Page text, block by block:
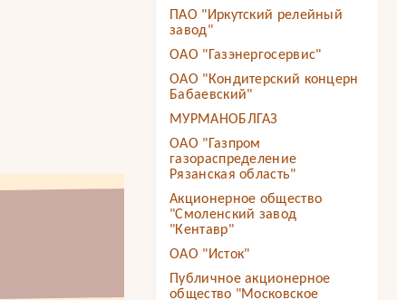
ПАО "Иркутский релейный
завод"
ОАО "Газэнергосервис"
ОАО "Кондитерский концерн
Бабаевский"
МУРМАНОБЛГАЗ
ОАО "Газпром
газораспределение
Рязанская область"
Акционерное общество
"Смоленский завод
"Кентавр"
ОАО "Исток"
Публичное акционерное
общество "Московское